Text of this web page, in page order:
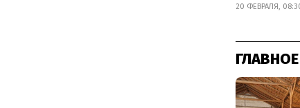
20 ФЕВРАЛЯ,